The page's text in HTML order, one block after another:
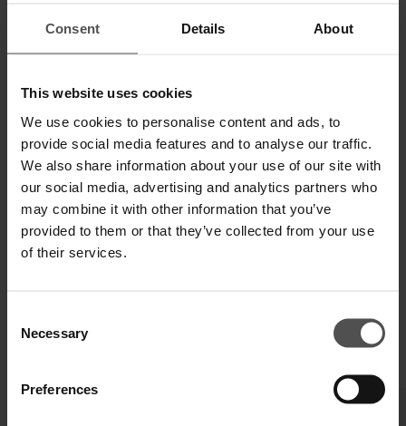
Consent Details About
This website uses cookies
We use cookies to personalise content and ads, to
provide social media features and to analyse our traffic.
We also share information about your use of our site with
our social media, advertising and analytics partners who
may combine it with other information that you’ve
provided to them or that they’ve collected from your use
of their services.
Selection
Necessary
Preferences
Zahlen Sie in 3 oder 4 Raten ohne Zinsen
TECHNISCHE SPEZIFIKATIONEN
DIGITALER PRODUKTPASS